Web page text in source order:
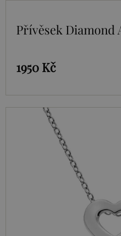
Přívěsek Diamond
1950 Kč